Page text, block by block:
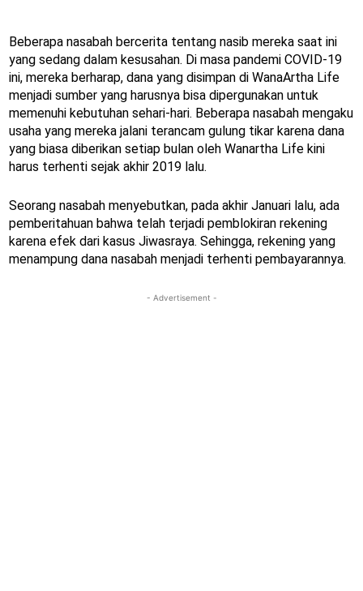
Beberapa nasabah bercerita tentang nasib mereka saat ini
yang sedang dalam kesusahan. Di masa pandemi COVID-19
ini, mereka berharap, dana yang disimpan di WanaArtha Life
menjadi sumber yang harusnya bisa dipergunakan untuk
memenuhi kebutuhan sehari-hari. Beberapa nasabah mengaku
usaha yang mereka jalani terancam gulung tikar karena dana
yang biasa diberikan setiap bulan oleh Wanartha Life kini
harus terhenti sejak akhir 2019 lalu.
Seorang nasabah menyebutkan, pada akhir Januari lalu, ada
pemberitahuan bahwa telah terjadi pemblokiran rekening
karena efek dari kasus Jiwasraya. Sehingga, rekening yang
menampung dana nasabah menjadi terhenti pembayarannya.
- Advertisement -